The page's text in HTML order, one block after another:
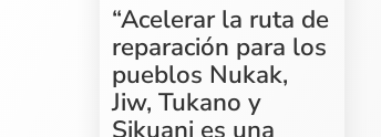
“Acelerar la ruta de
reparación para los
pueblos Nukak,
Jiw, Tukano y
Sikuani es una